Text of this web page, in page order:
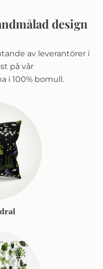
design
av leverantörer i
på vår
i 100% bomull.